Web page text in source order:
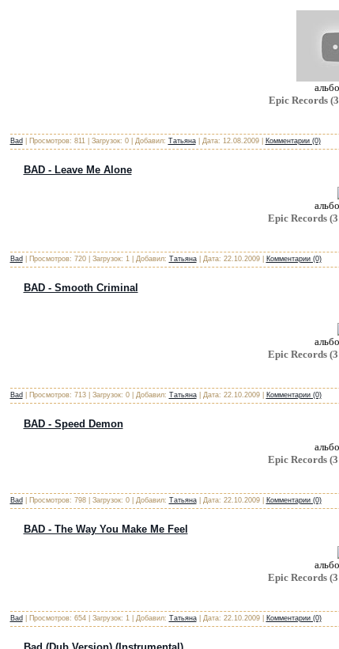
Epic Records
Bad | Просмотров: 811 | Загрузок: 0 | Добавил: Татьяна| Дата: 12.08.2009| Комментарии (0)
BAD - Leave Me Alone
Epic Records
Bad | Просмотров: 720 | Загрузок: 1 | Добавил: Татьяна| Дата: 22.10.2009| Комментарии (0)
BAD - Smooth Criminal
Epic Records
Bad | Просмотров: 713 | Загрузок: 0 | Добавил: Татьяна| Дата: 22.10.2009| Комментарии (0)
BAD - Speed Demon
Epic Records
Bad | Просмотров: 798 | Загрузок: 0 | Добавил: Татьяна| Дата: 22.10.2009| Комментарии (0)
BAD - The Way You Make Me Feel
Epic Records
Bad | Просмотров: 654 | Загрузок: 1 | Добавил: Татьяна| Дата: 22.10.2009| Комментарии (0)